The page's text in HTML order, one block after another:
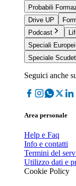
Probabili
Drive UP
Podcast
Speciali Europei
Speciale
Seguici anche
Area personale
Help e Faq
Info e contatti
Termini del
Utilizzo dati e
Cookie Policy